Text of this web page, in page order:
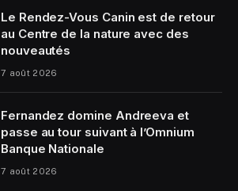
Le Rendez-Vous Canin est de retour
au Centre de la nature avec des
nouveautés
7 août 2026
Fernandez domine Andreeva et
passe au tour suivant à l’Omnium
Banque Nationale
7 août 2026